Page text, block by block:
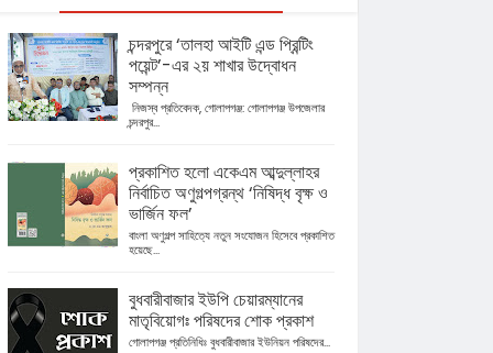
চন্দরপুরে ‘তালহা আইটি এন্ড প্রিন্টিং
পয়েন্ট’-এর ২য় শাখার উদ্বোধন
সম্পন্ন
​ নিজস্ব প্রতিবেদক, গোলাপগঞ্জ: গোলাপগঞ্জ উপজেলার
চন্দরপুর...
প্রকাশিত হলো একেএম আব্দুল্লাহর
নির্বাচিত অণুগল্পগ্রন্থ ‘নিষিদ্ধ বৃক্ষ ও
ভার্জিন ফল’
বাংলা অণুগল্প সাহিত্যে নতুন সংযোজন হিসেবে প্রকাশিত
হয়েছে...
বুধবারীবাজার ইউপি চেয়ারম্যানের
মাতৃবিয়োগঃ পরিষদের শোক প্রকাশ
গোলাপগঞ্জ প্রতিনিধিঃ বুধবারীবাজার ইউনিয়ন পরিষদের...